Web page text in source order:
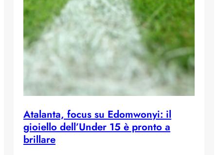
Atalanta, focus su Edomwonyi: il
gioiello dell’Under 15 è pronto a
brillare